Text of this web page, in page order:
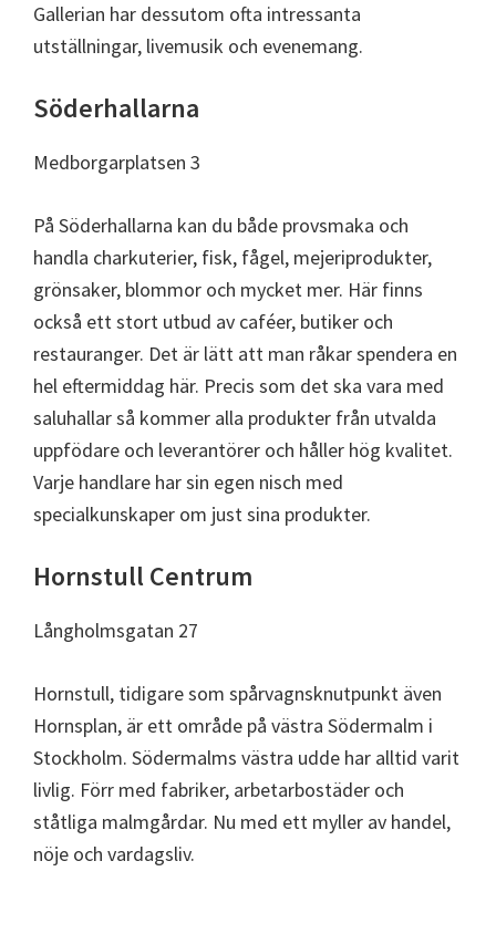
Gallerian har dessutom ofta intressanta
utställningar, livemusik och evenemang.
Söderhallarna
Medborgarplatsen 3
På Söderhallarna kan du både provsmaka och
handla charkuterier, fisk, fågel, mejeriprodukter,
grönsaker, blommor och mycket mer. Här finns
också ett stort utbud av caféer, butiker och
restauranger. Det är lätt att man råkar spendera en
hel eftermiddag här. Precis som det ska vara med
saluhallar så kommer alla produkter från utvalda
uppfödare och leverantörer och håller hög kvalitet.
Varje handlare har sin egen nisch med
specialkunskaper om just sina produkter.
Hornstull Centrum
Långholmsgatan 27
Hornstull, tidigare som spårvagnsknutpunkt även
Hornsplan, är ett område på västra Södermalm i
Stockholm. Södermalms västra udde har alltid varit
livlig. Förr med fabriker, arbetarbostäder och
ståtliga malmgårdar. Nu med ett myller av handel,
nöje och vardagsliv.